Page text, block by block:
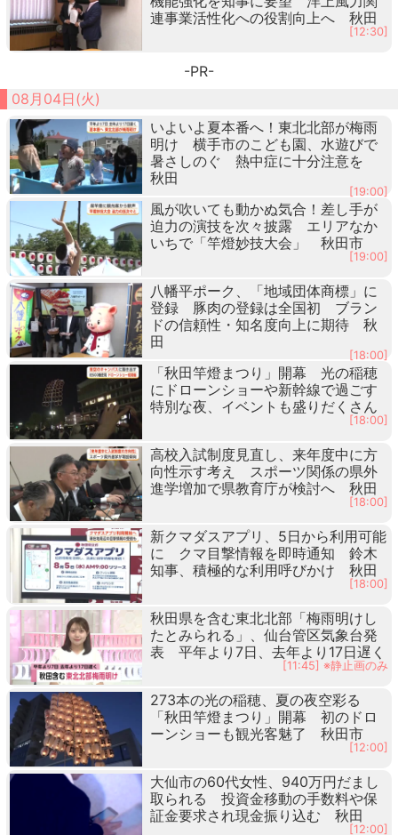
連事業活性化への役割向上へ 秋田
[12:30]
-PR-
08月04日(火)
いよいよ夏本番へ！東北北部が梅雨
明け 横手市のこども園、水遊びで
暑さしのぐ 熱中症に十分注意を
秋田
[19:00]
風が吹いても動かぬ気合！差し手が
迫力の演技を次々披露 エリアなか
いちで「竿燈妙技大会」 秋田市
[19:00]
八幡平ポーク、「地域団体商標」に
登録 豚肉の登録は全国初 ブラン
ドの信頼性・知名度向上に期待 秋
田
[18:00]
「秋田竿燈まつり」開幕 光の稲穂
にドローンショーや新幹線で過ごす
特別な夜、イベントも盛りだくさん
[18:00]
高校入試制度見直し、来年度中に方
向性示す考え スポーツ関係の県外
進学増加で県教育庁が検討へ 秋田
[18:00]
新クマダスアプリ、5日から利用可能
に クマ目撃情報を即時通知 鈴木
知事、積極的な利用呼びかけ 秋田
[18:00]
秋田県を含む東北北部「梅雨明けし
たとみられる」、仙台管区気象台発
表 平年より7日、去年より17日遅く
[11:45] ※静止画のみ
273本の光の稲穂、夏の夜空彩る
「秋田竿燈まつり」開幕 初のドロ
ーンショーも観光客魅了 秋田市
[12:00]
大仙市の60代女性、940万円だまし
取られる 投資金移動の手数料や保
証金要求され現金振り込む 秋田
[12:00]